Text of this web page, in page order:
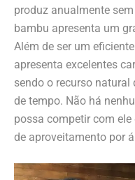
produz anualmente
bambu apresenta um
Além de ser um
apresenta excelentes
sendo o recurso natural
de tempo. Não há
possa competir com
de aproveitamento por